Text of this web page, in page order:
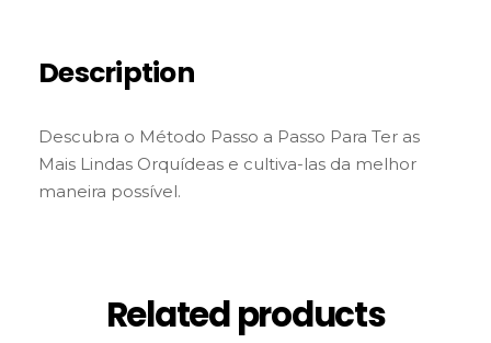
Description
Descubra o Método Passo a Passo Para Ter as
Mais Lindas Orquídeas e cultiva-las da melhor
maneira possível.
Related products